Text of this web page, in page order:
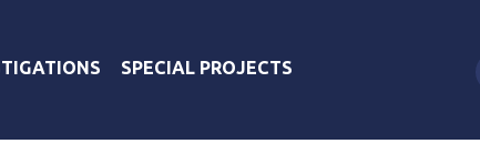
SPECIAL PROJECTS